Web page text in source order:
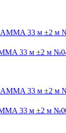
33 м ±2 м
33 м ±2 м